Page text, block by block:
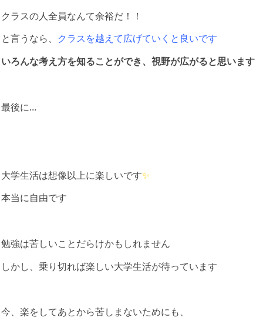
クラスの人全員なんて余裕だ！！
と言うなら、 クラスを越えて広げていくと良いです
いろんな考え方を知ることができ、視野が広がると思います
最後に…
大学生活は想像以上に楽しいです✨
本当に自由です
勉強は苦しいことだらけかもしれません
しかし、乗り切れば楽しい大学生活が待っています
今、楽をしてあとから苦しまないためにも、